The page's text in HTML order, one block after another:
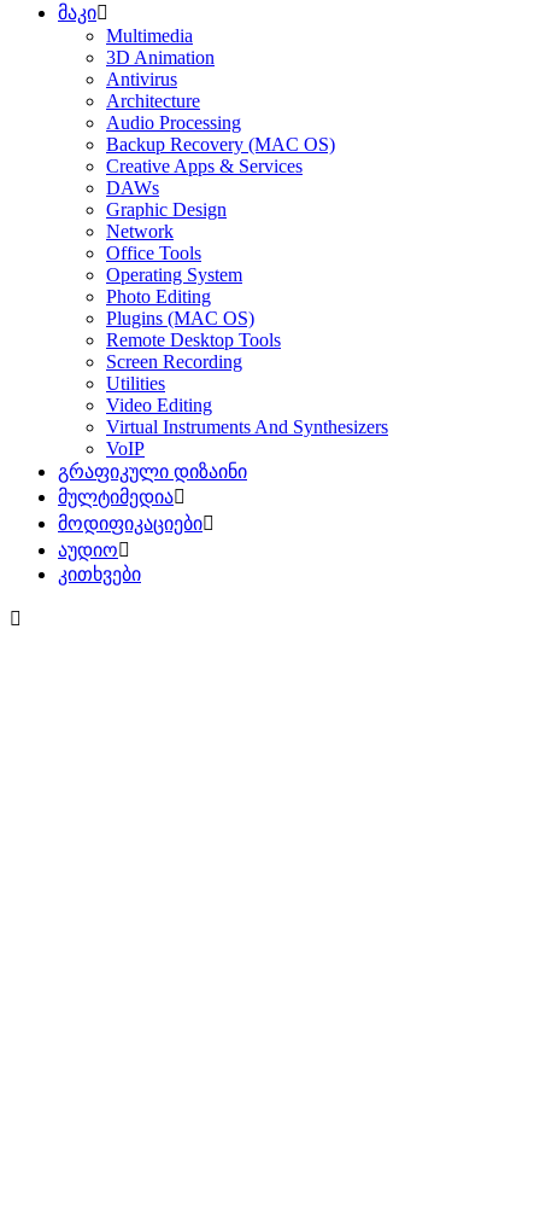
მაკი
Multimedia
3D Animation
Antivirus
Architecture
Audio Processing
Backup Recovery (MAC OS)
Creative Apps & Services
DAWs
Graphic Design
Network
Office Tools
Operating System
Photo Editing
Plugins (MAC OS)
Remote Desktop Tools
Screen Recording
Utilities
Video Editing
Virtual Instruments And Synthesizers
VoIP
გრაფიკული დიზაინი
მულტიმედია
მოდიფიკაციები
აუდიო
კითხვები